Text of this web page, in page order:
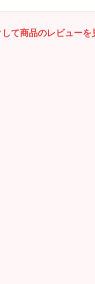
て商品のレビューを